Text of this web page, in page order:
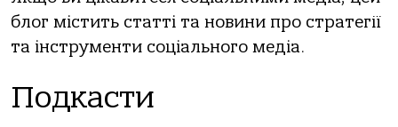
блог містить статті та новини про стратегії
та інструменти соціального медіа.
Подкасти